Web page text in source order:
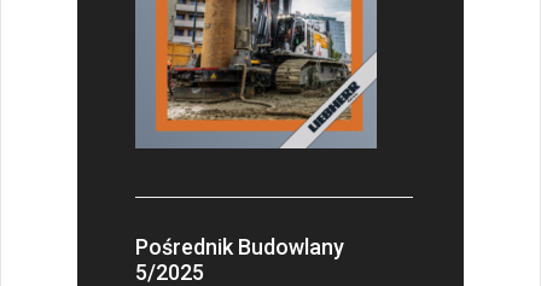
Pośrednik Budowlany
5/2025